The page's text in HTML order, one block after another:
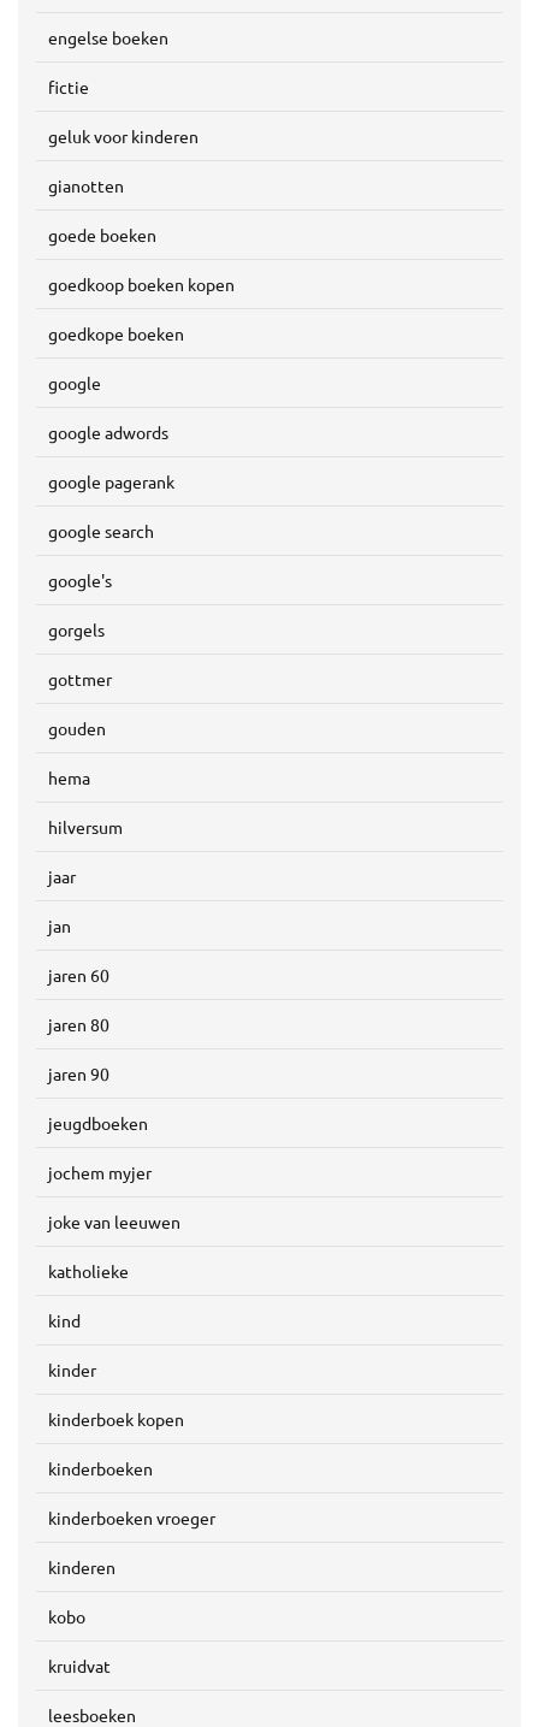
engelse boeken
fictie
geluk voor kinderen
gianotten
goede boeken
goedkoop boeken kopen
goedkope boeken
google
google adwords
google pagerank
google search
google's
gorgels
gottmer
gouden
hema
hilversum
jaar
jan
jaren 60
jaren 80
jaren 90
jeugdboeken
jochem myjer
joke van leeuwen
katholieke
kind
kinder
kinderboek kopen
kinderboeken
kinderboeken vroeger
kinderen
kobo
kruidvat
leesboeken